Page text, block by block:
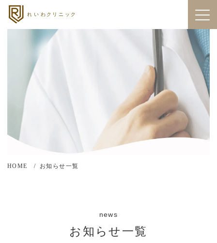
HOME お知らせ一覧
news
お知らせ一覧